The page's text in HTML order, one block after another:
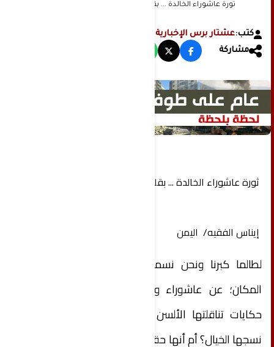
ثورة عاشوراء الخالدة ... بقلم / إيناس الفقيه/ اليمن
كتب:عشتار برس الإخبارية
مشاركة
ثورة عاشوراء الخالدة ... بقلم / إيناس الفقيه/ اليمن
إيناس الفقيه/ اليمن
لطالما كبرنا ونحن نسمع عن هذا اليوم وذلك
المكان؛ عن عاشوراء وكربلاء. فهل هي مجرد
حكايات تناقلتها الألسن عبر الأجيال؟ أم أحداث
نسجها الخيال؟ أم أنها حقيقة تاريخية خطّتها الدماء